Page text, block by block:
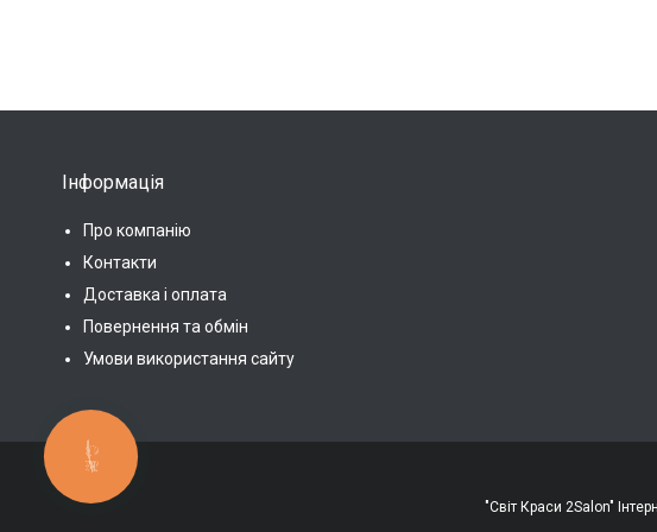
Інформація
Про компанію
Контакти
Доставка і оплата
Повернення та обмін
Умови використання сайту
КНОПКА
ЗВ'ЯЗКУ